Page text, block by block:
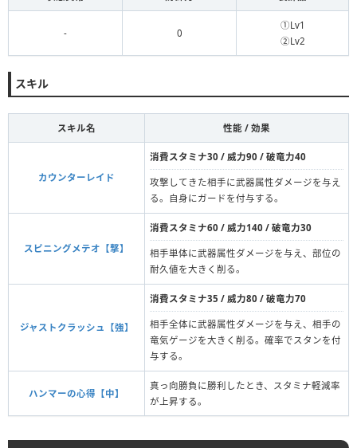
- 0
①Lv1
②Lv2
スキル
スキル名 性能 / 効果
カウンターレイド
消費スタミナ30 / 威力90 / 破竜力40
攻撃してきた相手に武器属性ダメージを与え
る。自身にガードを付与する。
スピニングメテオ【撃】
消費スタミナ60 / 威力140 / 破竜力30
相手単体に武器属性ダメージを与え、部位の
耐久値を大きく削る。
ジャストクラッシュ【強】
消費スタミナ35 / 威力80 / 破竜力70
相手全体に武器属性ダメージを与え、相手の
竜気ゲージを大きく削る。確率でスタンを付
与する。
ハンマーの心得【中】
真っ向勝負に勝利したとき、スタミナ軽減率
が上昇する。